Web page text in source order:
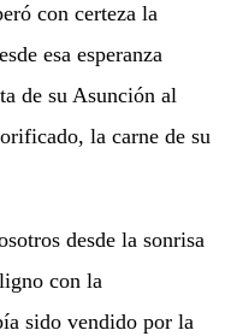
con certeza la
esa esperanza
de su Asunción al
la carne de su
desde la sonrisa
con la
sido vendido por la